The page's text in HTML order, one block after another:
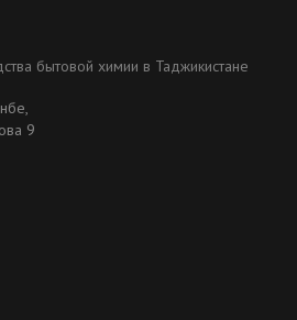
бытовой химии в Таджикистане
9